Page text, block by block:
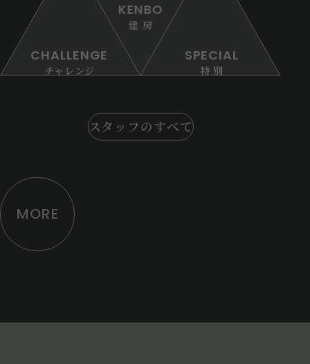
KENBO
建 房
CHALLENGE
チャレンジ
SPECIAL
特 別
スタッフのすべて
MORE